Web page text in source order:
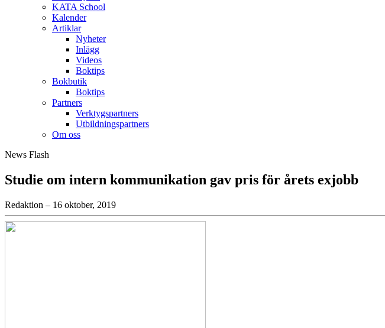
KATA School
Kalender
Artiklar
Nyheter
Inlägg
Videos
Boktips
Bokbutik
Boktips
Partners
Verktygspartners
Utbildningspartners
Om oss
News Flash
Studie om intern kommunikation gav pris för årets exjobb
Redaktion – 16 oktober, 2019